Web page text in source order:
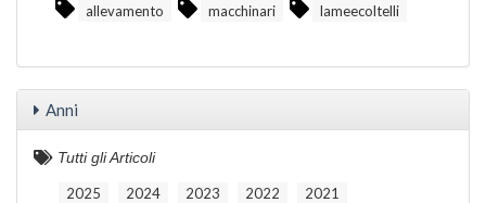
allevamento macchinari lameecoltelli
Anni
Tutti gli Articoli
2025 2024 2023 2022 2021